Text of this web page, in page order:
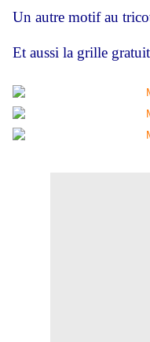
Un autre motif au
Et aussi la grille